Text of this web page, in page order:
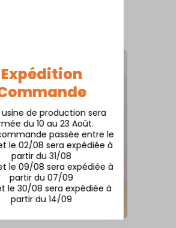
Expédition
de production sera
du 10 au 23 Août.
passée entre le
le 02/08 sera expédiée à
partir du 31/08
le 09/08 sera expédiée à
partir du 07/09
le 30/08 sera expédiée à
partir du 14/09